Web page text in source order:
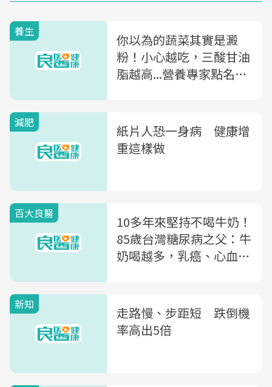
養生
你以為的蔬菜其實是澱
粉！小心越吃，三酸甘油
脂越高...營養專家點名：
減肥
紙片人恐一身病 健康增
重這樣做
百大良醫
10多年來堅持不喝牛奶！
85歲台灣糖尿病之父：牛
奶喝越多，乳癌、心血管
新知
走路慢、步距短 跌倒機
率高出5倍